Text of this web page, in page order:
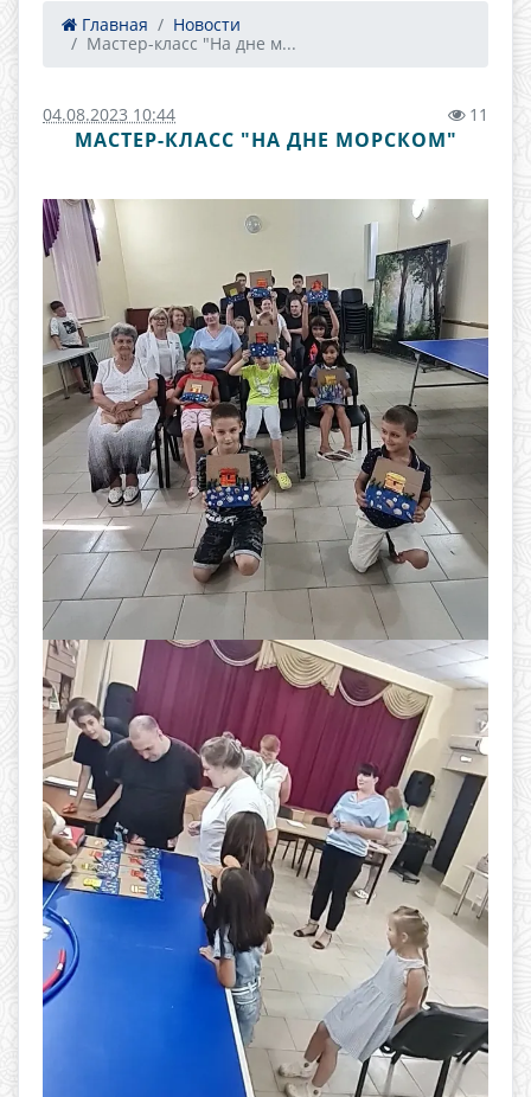
Главная
Новости
Мастер-класс "На дне м...
04.08.2023 10:44 11
МАСТЕР-КЛАСС "НА ДНЕ МОРСКОМ"